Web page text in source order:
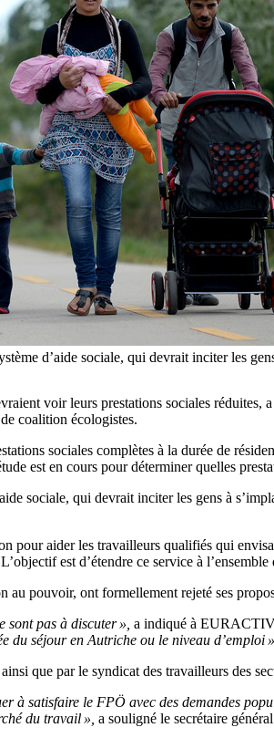
d’aide sociale, qui devrait inciter les
voir leurs prestations sociales
coalition écologistes.
sociales complètes à la durée de
est en cours pour déterminer quelles
sociale, qui devrait inciter les gens à
pour aider les travailleurs qualifiés qui
est d’étendre ce service à l’ensemble
au pouvoir, ont formellement rejeté ses
sont pas à discuter », a indiqué à EURACTIV
du séjour en Autriche ou le niveau d’emploi »,
que par le syndicat des travailleurs des
à satisfaire le FPÖ avec des demandes
du travail », a souligné le secrétaire